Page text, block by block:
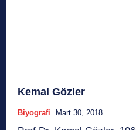
Kemal Gözler
Biyografi Mart 30, 2018